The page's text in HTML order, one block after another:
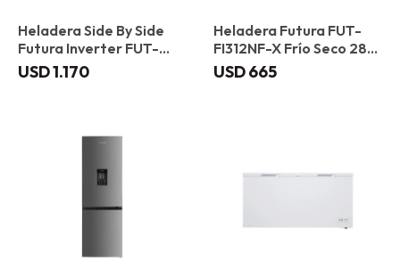
Heladera Side By Side
Futura Inverter FUT-
560SBS-IN 521 L
USD1.170
Heladera Futura FUT-
FI312NF-X Frío Seco 286
LUSD665